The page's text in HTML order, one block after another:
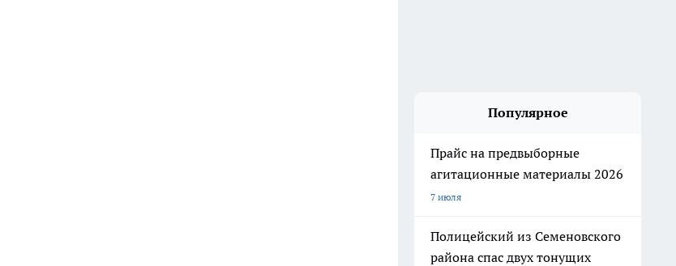
Популярное
Прайс на предвыборные
агитационные материалы 2026
7 июля
Полицейский из Семеновского
района спас двух тонущих